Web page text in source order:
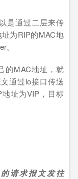
是通过二层来传
为RIP的MAC地
的MAC地址，就
通过lo接口传送
址为VIP，目标
请求报文发往